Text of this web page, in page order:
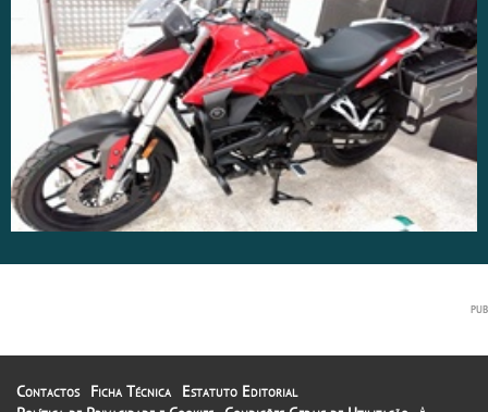
Contactos Ficha Técnica
Estatuto Editorial